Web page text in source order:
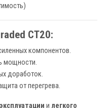
CT20:
компонентов.
мощности.
доработок.
от перегрева.
и легкого